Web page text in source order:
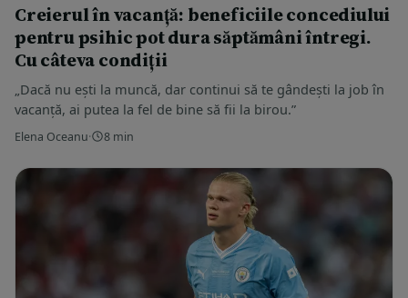
Creierul în vacanță: beneficiile concediului
pentru psihic pot dura săptămâni întregi.
Cu câteva condiții
„Dacă nu ești la muncă, dar continui să te gândești la job în
vacanță, ai putea la fel de bine să fii la birou.”
Elena Oceanu· 8 min